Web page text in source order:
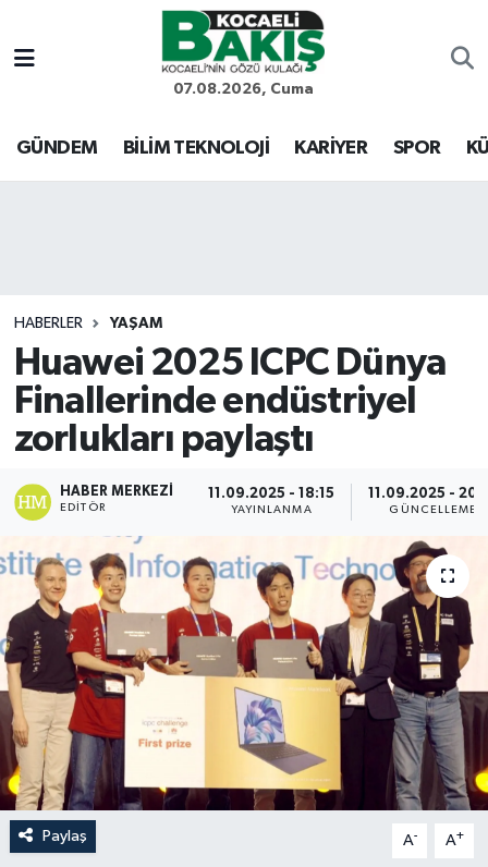
07.08.2026, Cuma
GÜNDEM BİLİM TEKNOLOJİ KARİYER SPOR
HABERLER YAŞAM
Huawei 2025 ICPC Dünya
Finallerinde endüstriyel
zorlukları paylaştı
HABER MERKEZI
EDITÖR
11.09.2025 - 18:15
YAYINLANMA
11.09.2025 -
GÜNCELLEME
Paylaş A- A+
Kocaeli Nöbetçi Eczaneler
Kocaeli Hava Durumu
Son Dakika Haberleri
Haber Arşivi